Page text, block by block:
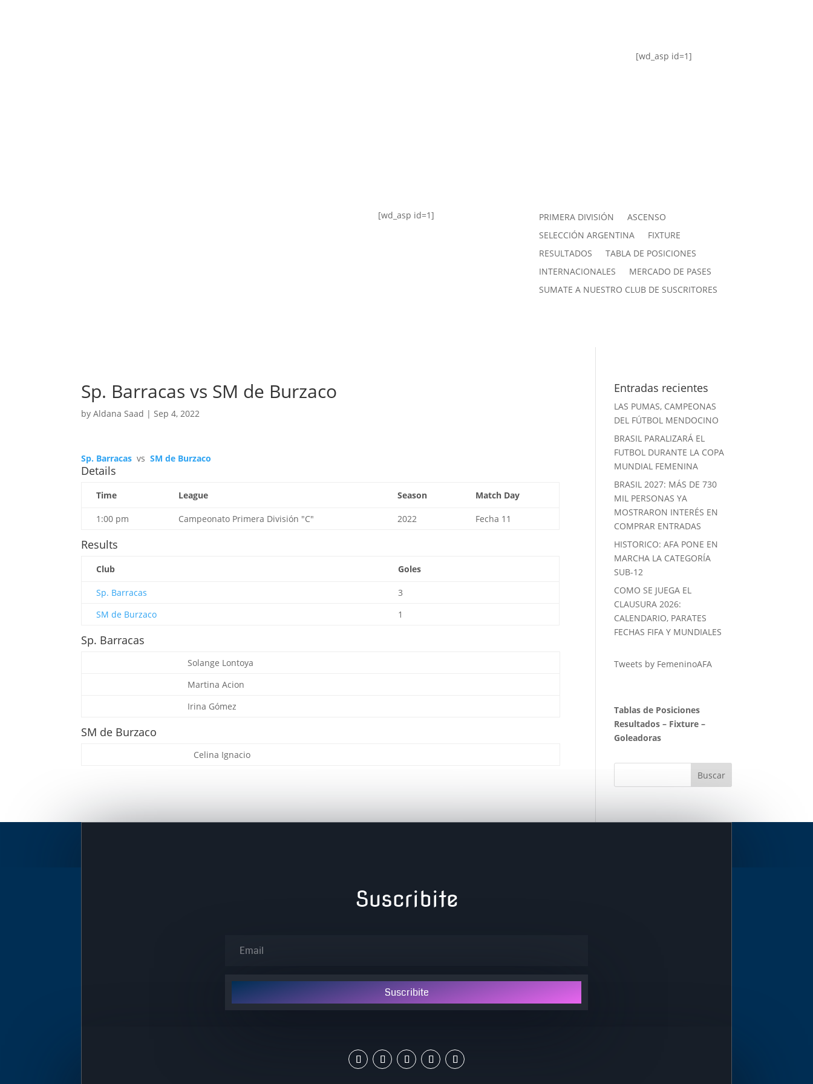
[wd_asp id=1]
[wd_asp id=1] PRIMERA DIVISIÓN
ASCENSO
SELECCIÓN ARGENTINA
FIXTURE
RESULTADOS
TABLA DE POSICIONES
INTERNACIONALES
MERCADO DE PASES
SUMATE A NUESTRO CLUB DE SUSCRITORES
Sp. Barracas vs SM de Burzaco
byAldana Saad |Sep 4, 2022
Sp. Barracas vs SM de Burzaco
Details
Time League Season Match Day
1:00 pm Campeonato Primera División "C" 2022 Fecha 11
Results
Club Goles
Sp. Barracas
3
SM de Burzaco
1
Sp. Barracas
Solange Lontoya
Martina Acion
Irina Gómez
SM de Burzaco
Celina Ignacio
Entradas recientes
LAS PUMAS, CAMPEONAS
DEL FÚTBOL MENDOCINO
BRASIL PARALIZARÁ EL
FUTBOL DURANTE LA COPA
MUNDIAL FEMENINA
BRASIL 2027: MÁS DE 730
MIL PERSONAS YA
MOSTRARON INTERÉS EN
COMPRAR ENTRADAS
HISTORICO: AFA PONE EN
MARCHA LA CATEGORÍA
SUB-12
COMO SE JUEGA EL
CLAUSURA 2026:
CALENDARIO, PARATES
FECHAS FIFA Y MUNDIALES
Tweets by FemeninoAFA
Tablas de Posiciones
Resultados – Fixture –
Goleadoras
Suscribite
Suscribite